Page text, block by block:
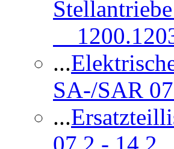
...
SA-/SAR
...
07.2 - 14.2